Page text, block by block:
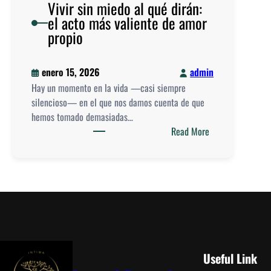
Vivir sin miedo al qué dirán:
el acto más valiente de amor
propio
enero 15, 2026
admin
Hay un momento en la vida —casi siempre
silencioso— en el que nos damos cuenta de que
hemos tomado demasiadas…
Read More
i
m
Useful Link